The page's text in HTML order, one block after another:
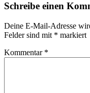
Schreibe einen
Deine E-Mail-Adresse
Felder sind mit * markiert
Kommentar *